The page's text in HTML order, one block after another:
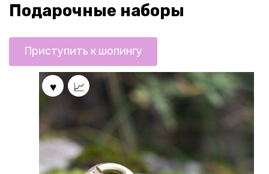
Подарочные наборы
Приступить к шопингу